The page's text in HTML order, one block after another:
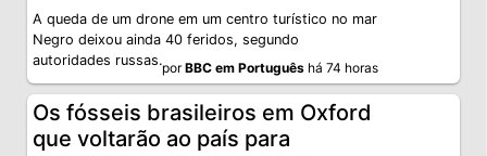
A queda de um drone em um centro turístico no mar
Negro deixou ainda 40 feridos, segundo
autoridades russas.porBBC em Português há 74 horas
Os fósseis brasileiros em Oxford
que voltarão ao país para